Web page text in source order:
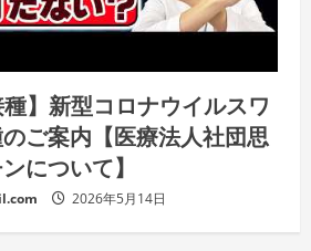
種】新型コロナウイルスワ
ご案内【医療法人社団思
について】
2026年5月14日